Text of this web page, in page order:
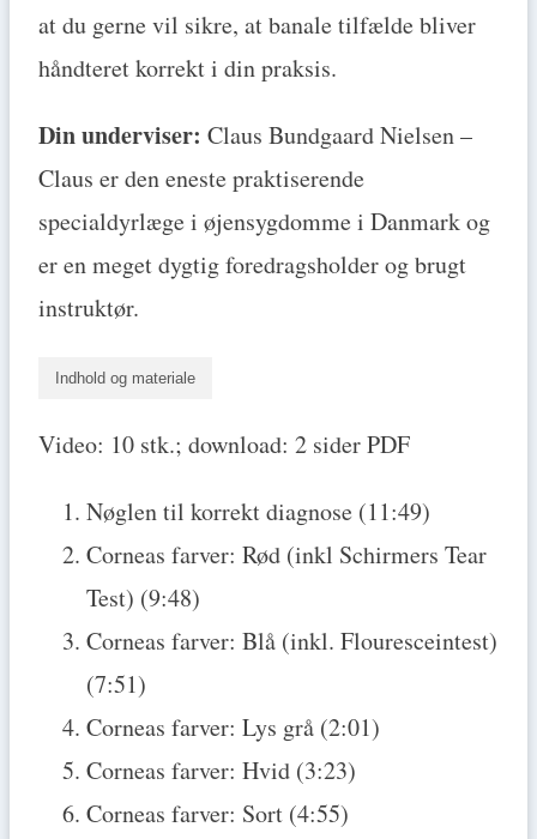
at du gerne vil sikre, at banale tilfælde bliver
håndteret korrekt i din praksis.
Din underviser: Claus Bundgaard Nielsen –
Claus er den eneste praktiserende
specialdyrlæge i øjensygdomme i Danmark og
er en meget dygtig foredragsholder og brugt
instruktør.
Indhold og materiale
Video: 10 stk.; download: 2 sider PDF
Nøglen til korrekt diagnose (11:49)
Corneas farver: Rød (inkl Schirmers Tear
Test) (9:48)
Corneas farver: Blå (inkl. Flouresceintest)
(7:51)
Corneas farver: Lys grå (2:01)
Corneas farver: Hvid (3:23)
Corneas farver: Sort (4:55)